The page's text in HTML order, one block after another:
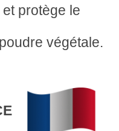
protège le
végétale.